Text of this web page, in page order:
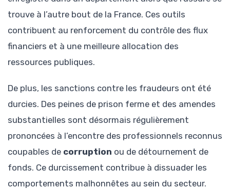
trouve à l’autre bout de la France. Ces outils
contribuent au renforcement du contrôle des flux
financiers et à une meilleure allocation des
ressources publiques.
De plus, les sanctions contre les fraudeurs ont été
durcies. Des peines de prison ferme et des amendes
substantielles sont désormais régulièrement
prononcées à l’encontre des professionnels reconnus
coupables de corruption ou de détournement de
fonds. Ce durcissement contribue à dissuader les
comportements malhonnêtes au sein du secteur.